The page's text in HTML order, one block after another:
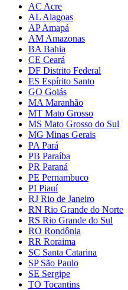
AC Acre
AL Alagoas
AP Amapá
AM Amazonas
BA Bahia
CE Ceará
DF Distrito Federal
ES Espírito Santo
GO Goiás
MA Maranhão
MT Mato Grosso
MS Mato Grosso do Sul
MG Minas Gerais
PA Pará
PB Paraíba
PR Paraná
PE Pernambuco
PI Piauí
RJ Rio de Janeiro
RN Rio Grande do Norte
RS Rio Grande do Sul
RO Rondônia
RR Roraima
SC Santa Catarina
SP São Paulo
SE Sergipe
TO Tocantins